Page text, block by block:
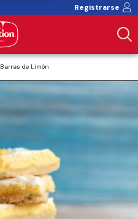
Registrarse
Barras de Limón